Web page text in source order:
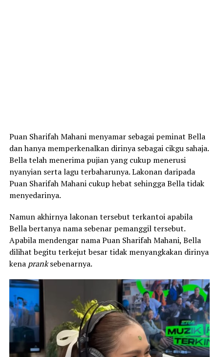
Puan Sharifah Mahani menyamar sebagai peminat Bella
dan hanya memperkenalkan dirinya sebagai cikgu sahaja.
Bella telah menerima pujian yang cukup menerusi
nyanyian serta lagu terbaharunya. Lakonan daripada
Puan Sharifah Mahani cukup hebat sehingga Bella tidak
menyedarinya.
Namun akhirnya lakonan tersebut terkantoi apabila
Bella bertanya nama sebenar pemanggil tersebut.
Apabila mendengar nama Puan Sharifah Mahani, Bella
dilihat begitu terkejut besar tidak menyangkakan dirinya
kena pranksebenarnya.